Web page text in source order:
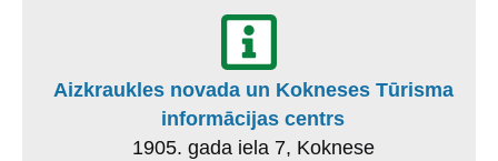
Aizkraukles novada un Kokneses Tūrisma
informācijas centrs
1905. gada iela 7, Koknese